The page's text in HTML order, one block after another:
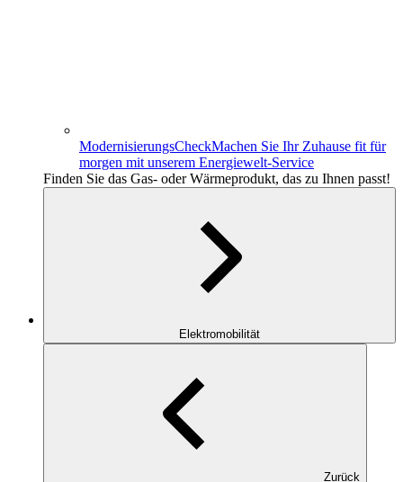
ModernisierungsCheckMachen Sie Ihr Zuhause fit für
morgen mit unserem Energiewelt-Service
Finden Sie das Gas- oder Wärmeprodukt, das zu Ihnen passt!
Elektromobilität
Zurück